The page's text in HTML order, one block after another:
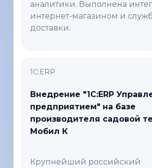
аналитики. Выполнена
интернет-магазином и
доставки.
1С:ERP
Внедрение "1С:ERP
предприятием" на базе
производителя садовой
Мобил К
Крупнейший российский